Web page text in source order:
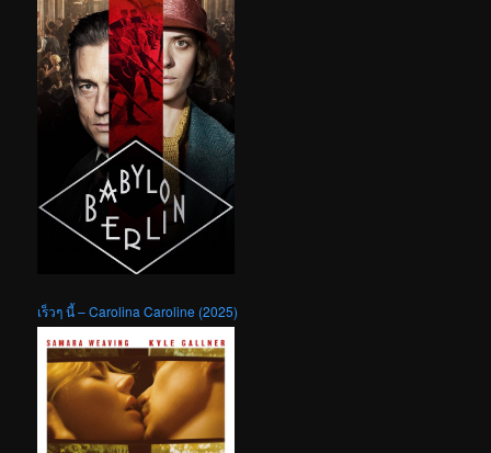
เร็วๆ นี้ – Carolina Caroline (2025)